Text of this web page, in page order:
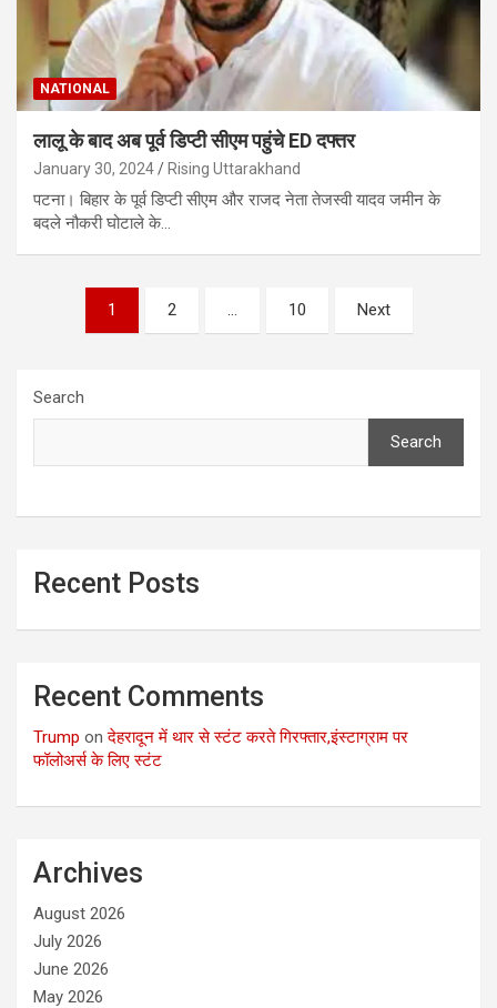
NATIONAL
लालू के बाद अब पूर्व डिप्टी सीएम पहुंचे ED दफ्तर
January 30, 2024 Rising Uttarakhand
पटना। बिहार के पूर्व डिप्टी सीएम और राजद नेता तेजस्वी यादव जमीन के
बदले नौकरी घोटाले के…
pagination
1 2 … 10 Next
Search
Search
Recent Posts
Recent Comments
Trump onदेहरादून में थार से स्टंट करते गिरफ्तार,इंस्टाग्राम पर
फॉलोअर्स के लिए स्टंट
Archives
August 2026
July 2026
June 2026
May 2026